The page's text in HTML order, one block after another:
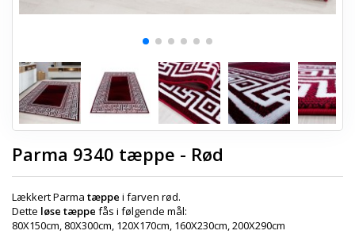
Parma 9340 tæppe - Rød
Lækkert Parma tæppe i farven rød.
Dette løse tæppe fås i følgende mål:
80X150cm, 80X300cm, 120X170cm, 160X230cm, 200X290cm